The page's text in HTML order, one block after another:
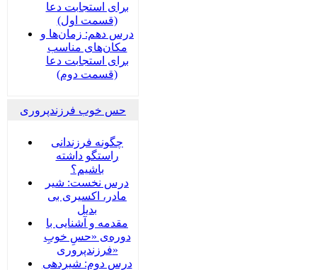
برای استجابت دعا
(قسمت اول)
درس دهم: زمان‌ها و
مکان‌های مناسب
برای استجابت دعا
(قسمت دوم)
حس خوب فرزندپروری
چگونه فرزندانی
راستگو داشته
باشیم؟
درس نخست: شیر
مادر، اکسیری بی
بدیل
مقدمه و آشنایی با
دوره‌ی «حسِ خوبِ
فرزندپروری»
درس دوم: شیردهی